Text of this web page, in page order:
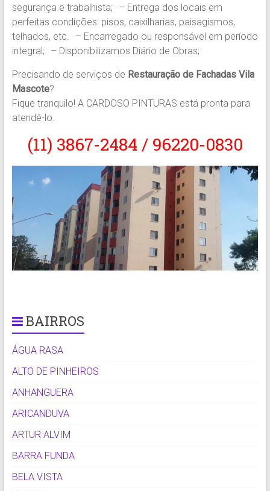
segurança e trabalhista; – Entrega dos locais em
perfeitas condições: pisos, caixilharias, paisagismos,
telhados, etc. – Encarregado ou responsável em período
integral; – Disponibilizamos Diário de Obras;
Precisando de serviços de Restauração de Fachadas Vila
Mascote?
Fique tranquilo! A CARDOSO PINTURAS está pronta para
atendê-lo.
(11) 3867-2484 / 96220-0830
BAIRROS
ÁGUA RASA
ALTO DE PINHEIROS
ANHANGUERA
ARICANDUVA
ARTUR ALVIM
BARRA FUNDA
BELA VISTA